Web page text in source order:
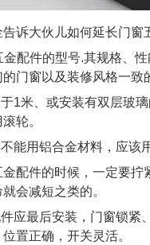
诉大伙儿如何延长门窗
配件的型号.其规格、性
门窗以及装修风格一致
1米、或安装有双层玻
轮。
能用铝合金材料，应该
配件的时候，一定要拧
会减短之类的。
应最后安装，门窗锁紧
置正确，开关灵活。